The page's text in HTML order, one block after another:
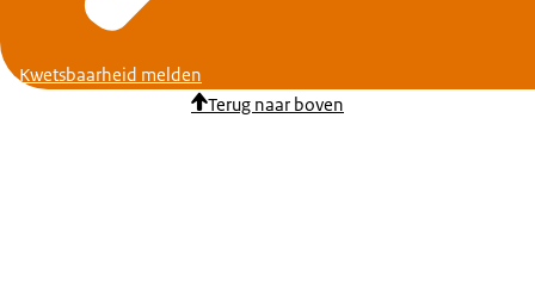
Kwetsbaarheid melden
Terug naar boven